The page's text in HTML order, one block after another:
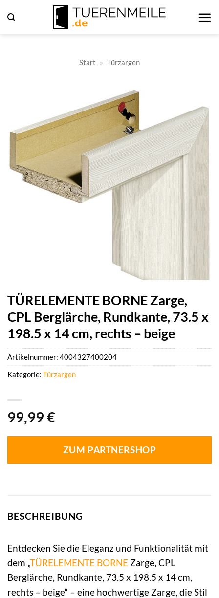
Inhalt
Start » Türzargen
TÜRELEMENTE BORNE Zarge,
CPL Berglärche, Rundkante, 73.5 x
198.5 x 14 cm, rechts – beige
99,99 €
ZUM PARTNERSHOP
Artikelnummer: 4004327400204
Kategorie: Türzargen
BESCHREIBUNG
Entdecken Sie die Eleganz und Funktionalität mit
dem „TÜRELEMENTE BORNE Zarge, CPL
Berglärche, Rundkante, 73.5 x 198.5 x 14 cm,
rechts – beige“ – eine hochwertige Zarge, die Stil